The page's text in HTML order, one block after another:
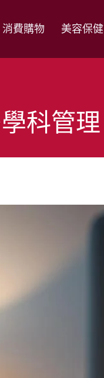
消費購物 美容保健
科管理